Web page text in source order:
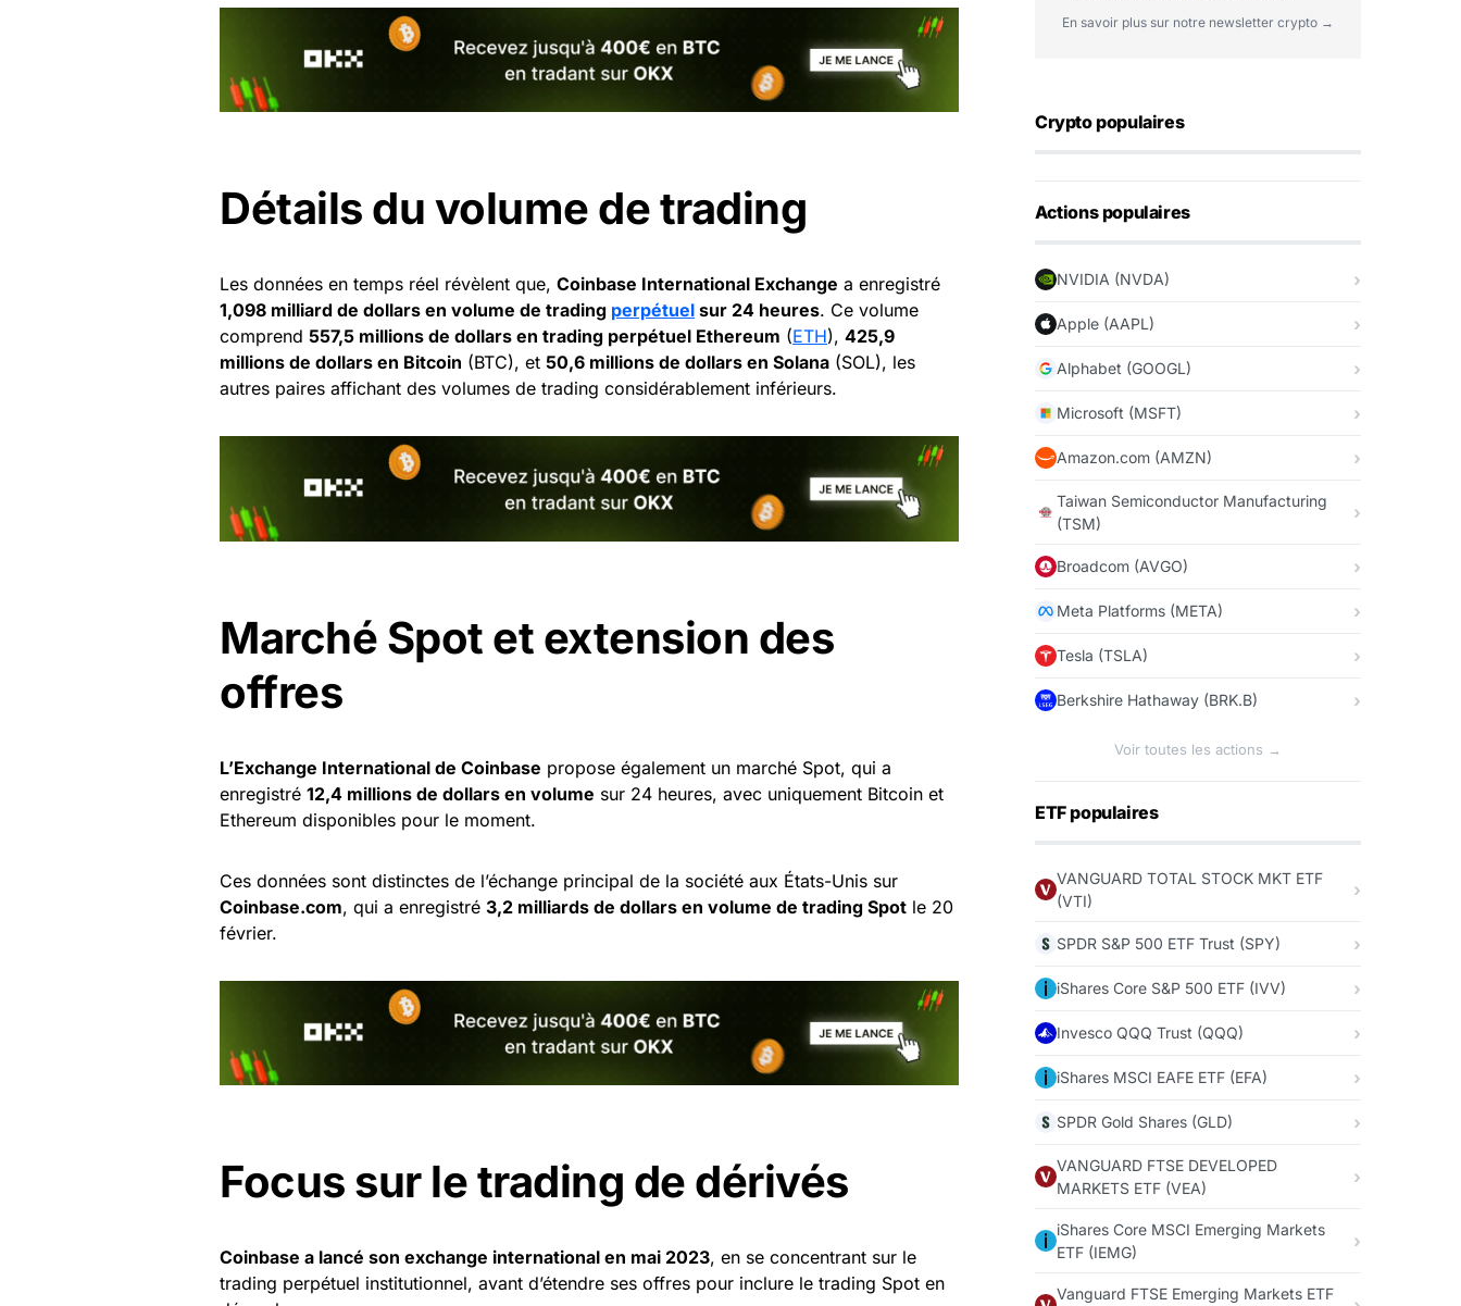
Détails du volume de trading
Les données en temps réel révèlent que, Coinbase International Exchange a enregistré
1,098 milliard de dollars en volume de trading perpétuel sur 24 heures. Ce volume
comprend 557,5 millions de dollars en trading perpétuel Ethereum (ETH), 425,9
millions de dollars en Bitcoin (BTC), et 50,6 millions de dollars en Solana (SOL), les
autres paires affichant des volumes de trading considérablement inférieurs.
Marché Spot et extension des
offres
L’Exchange International de Coinbase propose également un marché Spot, qui a
enregistré 12,4 millions de dollars en volume sur 24 heures, avec uniquement Bitcoin et
Ethereum disponibles pour le moment.
Ces données sont distinctes de l’échange principal de la société aux États-Unis sur
Coinbase.com, qui a enregistré 3,2 milliards de dollars en volume de trading Spot le 20
février.
Focus sur le trading de dérivés
Coinbase a lancé son exchange international en mai 2023, en se concentrant sur le
trading perpétuel institutionnel, avant d’étendre ses offres pour inclure le trading Spot en
En savoir plus sur notre newsletter crypto →
Crypto populaires
Actions populaires
NVIDIA (NVDA)
Apple (AAPL)
Alphabet (GOOGL)
Microsoft (MSFT)
Amazon.com (AMZN)
Taiwan Semiconductor Manufacturing
(TSM)
Broadcom (AVGO)
Meta Platforms (META)
Tesla (TSLA)
Berkshire Hathaway (BRK.B)
Voir toutes les actions →
ETF populaires
VANGUARD TOTAL STOCK MKT ETF
(VTI)
SPDR S&P 500 ETF Trust (SPY)
iShares Core S&P 500 ETF (IVV)
Invesco QQQ Trust (QQQ)
iShares MSCI EAFE ETF (EFA)
SPDR Gold Shares (GLD)
VANGUARD FTSE DEVELOPED
MARKETS ETF (VEA)
iShares Core MSCI Emerging Markets
ETF (IEMG)
Vanguard FTSE Emerging Markets ETF